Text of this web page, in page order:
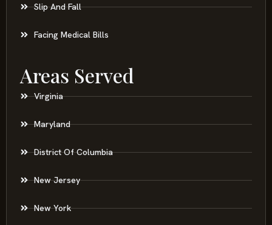
Slip And Fall
Facing Medical Bills
Areas Served
Virginia
Maryland
District Of Columbia
New Jersey
New York